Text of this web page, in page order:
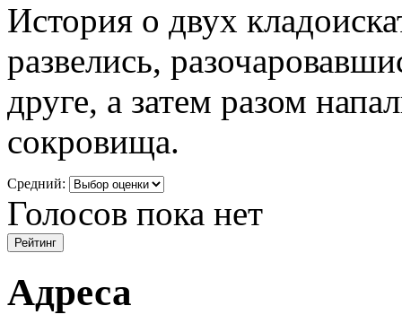
История о двух
развелись,
друге, а затем разом
сокровища.
Средний:
Голосов пока нет
Адреса